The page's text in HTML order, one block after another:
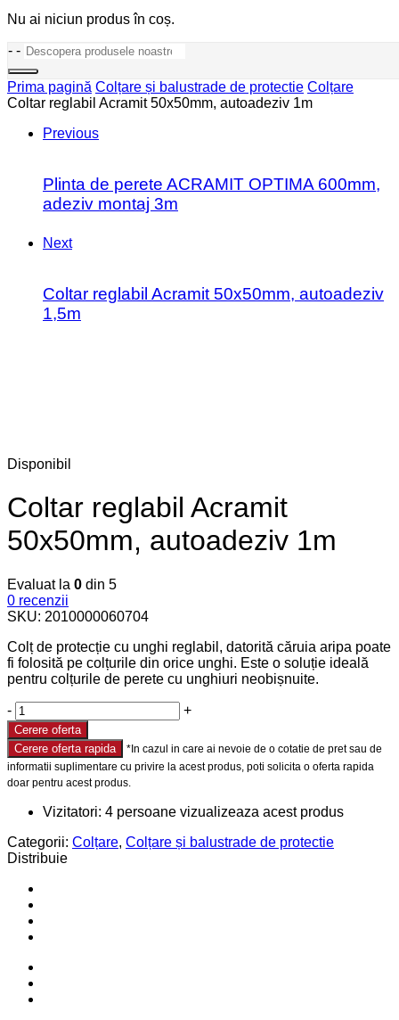
Nu ai niciun produs în coș.
- -
Prima pagină Colțare și balustrade de protectie Colțare
Coltar reglabil Acramit 50x50mm, autoadeziv 1m
Previous
Plinta de perete ACRAMIT OPTIMA 600mm,
adeziv montaj 3m
Next
Coltar reglabil Acramit 50x50mm, autoadeziv
1,5m
Disponibil
Coltar reglabil Acramit
50x50mm, autoadeziv 1m
Evaluat la 0 din 5
0 recenzii
SKU: 2010000060704
Colț de protecție cu unghi reglabil, datorită căruia aripa poate
fi folosită pe colțurile din orice unghi. Este o soluție ideală
pentru colțurile de perete cu unghiuri neobișnuite.
- +
Cerere oferta
Cerere oferta rapida
Vizitatori: 4 persoane vizualizeaza acest produs
Categorii: Colțare, Colțare și balustrade de protectie
Distribuie